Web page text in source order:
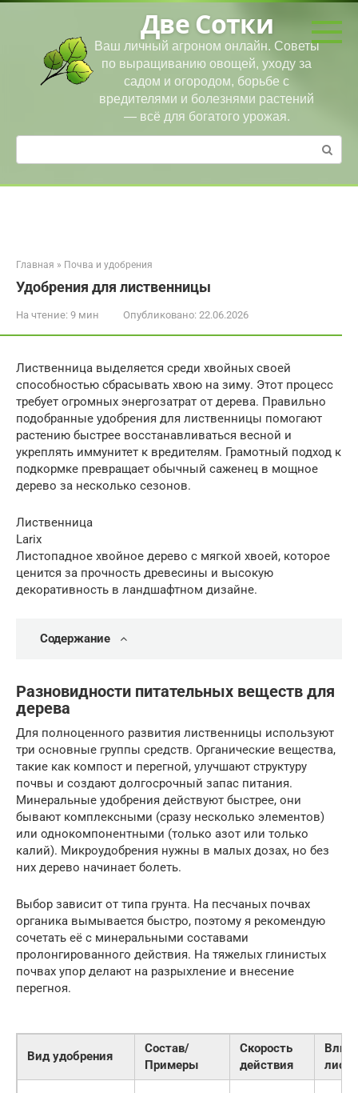
Перейти
Две Сотки
Ваш личный агроном онлайн. Советы
по выращиванию овощей, уходу за
садом и огородом, борьбе с
вредителями и болезнями растений
— всё для богатого урожая.
Поиск:
Главная » Почва и удобрения
Удобрения для лиственницы
На чтение: 9 мин Опубликовано: 22.06.2026
Лиственница выделяется среди хвойных своей
способностью сбрасывать хвою на зиму. Этот процесс
требует огромных энергозатрат от дерева. Правильно
подобранные удобрения для лиственницы помогают
растению быстрее восстанавливаться весной и
укреплять иммунитет к вредителям. Грамотный подход к
подкормке превращает обычный саженец в мощное
дерево за несколько сезонов.
Лиственница
Larix
Листопадное хвойное дерево с мягкой хвоей, которое
ценится за прочность древесины и высокую
декоративность в ландшафтном дизайне.
Содержание
Разновидности питательных веществ для
дерева
Для полноценного развития лиственницы используют
три основные группы средств. Органические вещества,
такие как компост и перегной, улучшают структуру
почвы и создают долгосрочный запас питания.
Минеральные удобрения действуют быстрее, они
бывают комплексными (сразу несколько элементов)
или однокомпонентными (только азот или только
калий). Микроудобрения нужны в малых дозах, но без
них дерево начинает болеть.
Выбор зависит от типа грунта. На песчаных почвах
органика вымывается быстро, поэтому я рекомендую
сочетать её с минеральными составами
пролонгированного действия. На тяжелых глинистых
почвах упор делают на разрыхление и внесение
перегноя.
Вид удобрения
Состав/
Примеры
Скорость
действия